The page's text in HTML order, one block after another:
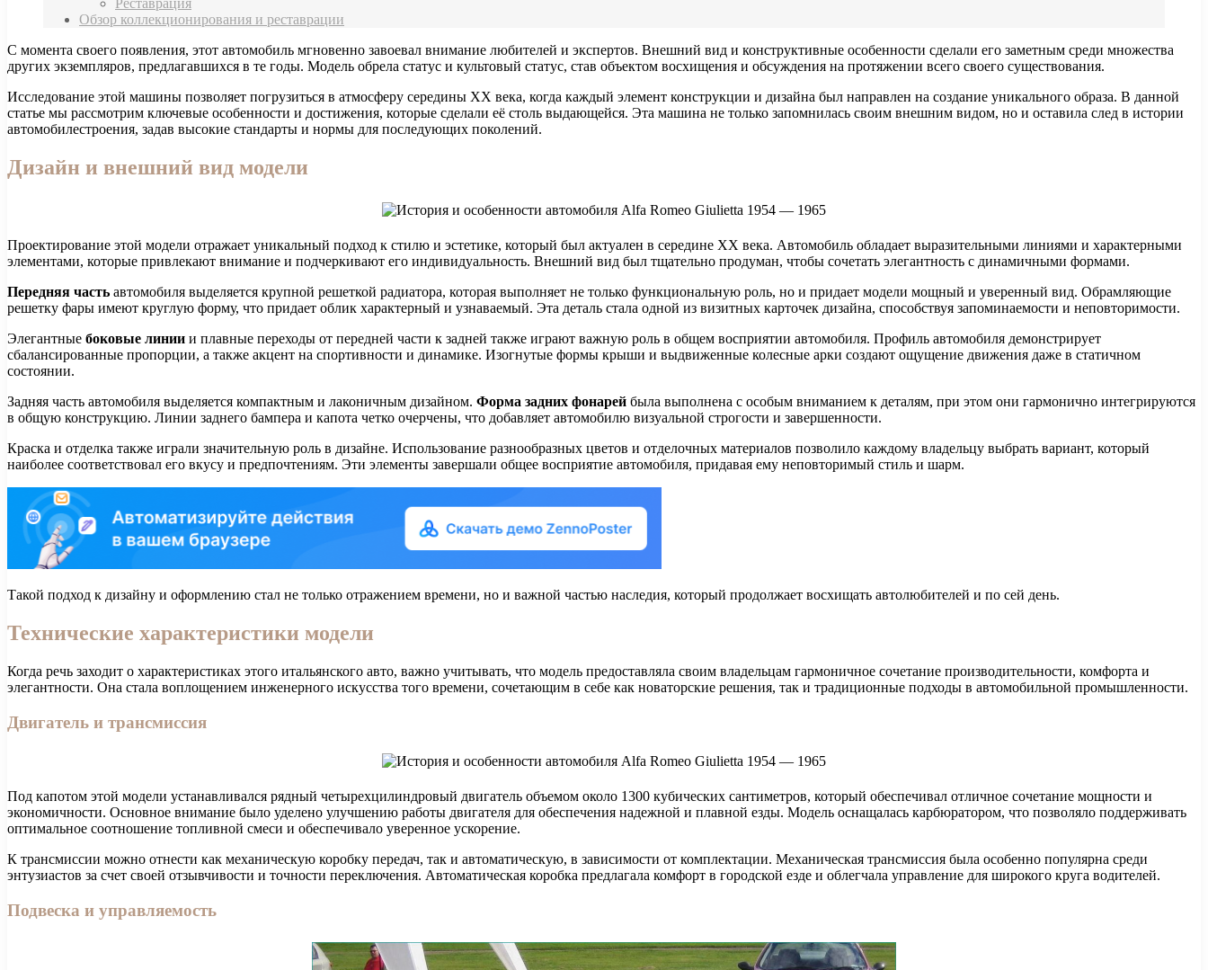
Реставрация
Обзор коллекционирования и реставрации
С момента своего появления, этот автомобиль мгновенно завоевал внимание любителей и экспертов. Внешний вид и конструктивные особенности сделали его заметным среди множества
других экземпляров, предлагавшихся в те годы. Модель обрела статус и культовый статус, став объектом восхищения и обсуждения на протяжении всего своего существования.
Исследование этой машины позволяет погрузиться в атмосферу середины ХХ века, когда каждый элемент конструкции и дизайна был направлен на создание уникального образа. В данной
статье мы рассмотрим ключевые особенности и достижения, которые сделали её столь выдающейся. Эта машина не только запомнилась своим внешним видом, но и оставила след в истории
автомобилестроения, задав высокие стандарты и нормы для последующих поколений.
Дизайн и внешний вид модели
Проектирование этой модели отражает уникальный подход к стилю и эстетике, который был актуален в середине XX века. Автомобиль обладает выразительными линиями и характерными
элементами, которые привлекают внимание и подчеркивают его индивидуальность. Внешний вид был тщательно продуман, чтобы сочетать элегантность с динамичными формами.
Передняя часть автомобиля выделяется крупной решеткой радиатора, которая выполняет не только функциональную роль, но и придает модели мощный и уверенный вид. Обрамляющие
решетку фары имеют круглую форму, что придает облик характерный и узнаваемый. Эта деталь стала одной из визитных карточек дизайна, способствуя запоминаемости и неповторимости.
Элегантные боковые линии и плавные переходы от передней части к задней также играют важную роль в общем восприятии автомобиля. Профиль автомобиля демонстрирует
сбалансированные пропорции, а также акцент на спортивности и динамике. Изогнутые формы крыши и выдвиженные колесные арки создают ощущение движения даже в статичном
состоянии.
Задняя часть автомобиля выделяется компактным и лаконичным дизайном. Форма задних фонарей была выполнена с особым вниманием к деталям, при этом они гармонично интегрируются
в общую конструкцию. Линии заднего бампера и капота четко очерчены, что добавляет автомобилю визуальной строгости и завершенности.
Краска и отделка также играли значительную роль в дизайне. Использование разнообразных цветов и отделочных материалов позволило каждому владельцу выбрать вариант, который
наиболее соответствовал его вкусу и предпочтениям. Эти элементы завершали общее восприятие автомобиля, придавая ему неповторимый стиль и шарм.
Такой подход к дизайну и оформлению стал не только отражением времени, но и важной частью наследия, который продолжает восхищать автолюбителей и по сей день.
Технические характеристики модели
Когда речь заходит о характеристиках этого итальянского авто, важно учитывать, что модель предоставляла своим владельцам гармоничное сочетание производительности, комфорта и
элегантности. Она стала воплощением инженерного искусства того времени, сочетающим в себе как новаторские решения, так и традиционные подходы в автомобильной промышленности.
Двигатель и трансмиссия
Под капотом этой модели устанавливался рядный четырехцилиндровый двигатель объемом около 1300 кубических сантиметров, который обеспечивал отличное сочетание мощности и
экономичности. Основное внимание было уделено улучшению работы двигателя для обеспечения надежной и плавной езды. Модель оснащалась карбюратором, что позволяло поддерживать
оптимальное соотношение топливной смеси и обеспечивало уверенное ускорение.
К трансмиссии можно отнести как механическую коробку передач, так и автоматическую, в зависимости от комплектации. Механическая трансмиссия была особенно популярна среди
энтузиастов за счет своей отзывчивости и точности переключения. Автоматическая коробка предлагала комфорт в городской езде и облегчала управление для широкого круга водителей.
Подвеска и управляемость